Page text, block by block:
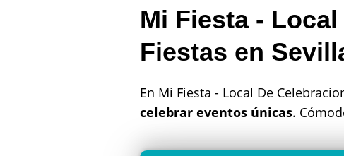
Mi Fiesta -
Fiestas en
En Mi Fiesta - Local De
celebrar eventos únicas.